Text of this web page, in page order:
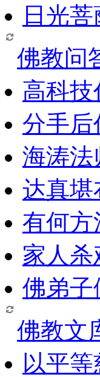
日光
佛教问
高科
分手后
海涛法
达真堪
有何方
家人
佛弟子
佛教文
以平